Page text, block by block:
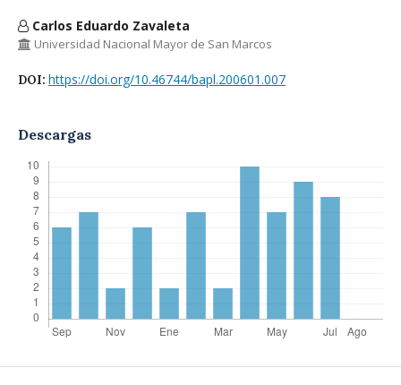
Carlos Eduardo Zavaleta
Universidad Nacional Mayor de San Marcos
DOI: https://doi.org/10.46744/bapl.200601.007
Descargas